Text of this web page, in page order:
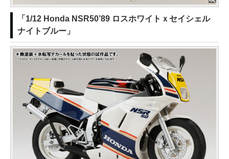
「1/12 Honda NSR50’89 ロスホワイトｘセイシェル
ナイトブルー」